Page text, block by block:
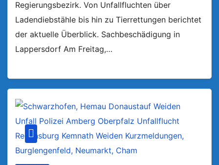
Regierungsbezirk. Von Unfallfluchten über
Ladendiebstähle bis hin zu Tierrettungen berichtet
der aktuelle Überblick. Sachbeschädigung in
Lappersdorf Am Freitag,…